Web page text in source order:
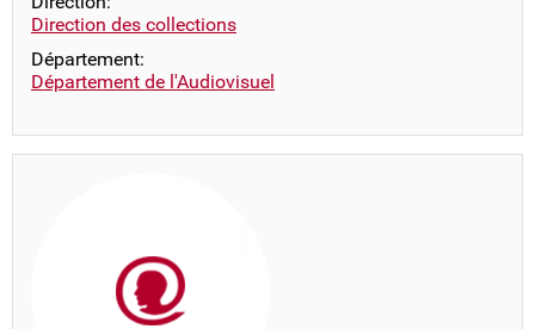
Direction des collections
Département:
Département de l'Audiovisuel